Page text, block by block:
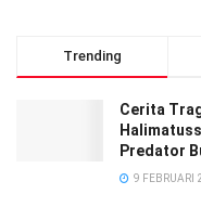
Trending
Cerita
Predator
9 FEBRUARI